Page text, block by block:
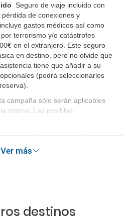
de entrada y salida del
contratado del aeropuerto
ha aparecido?
poder ir a ...?
Seguro de viaje incluido con
de conexiones y
gastos médicos así como
terrorismo y/o catástrofes
en el extranjero. Este seguro
en destino, pero no olvide que
tiene que añadir a su
(podrá seleccionarlos
campaña sólo serán aplicables
misma. Las posibles
Ver más
destinos